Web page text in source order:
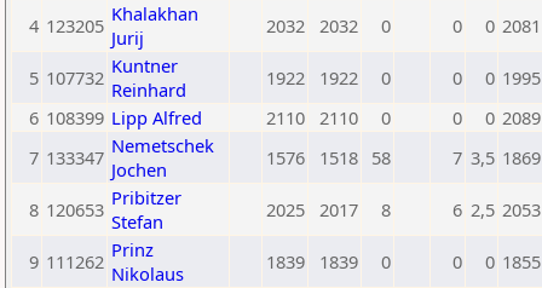
4 123205 Khalakhan
Jurij
2032 2032 0 0 0 2081
5 107732 Kuntner
Reinhard
1922 1922 0 0 0 1995
6 108399 Lipp Alfred 2110 2110 0 0 0 2089
7 133347 Nemetschek
Jochen
1576 1518 58 7 3,5 1869
8 120653 Pribitzer
Stefan
2025 2017 8 6 2,5 2053
9 111262 Prinz
Nikolaus
1839 1839 0 0 0 1855